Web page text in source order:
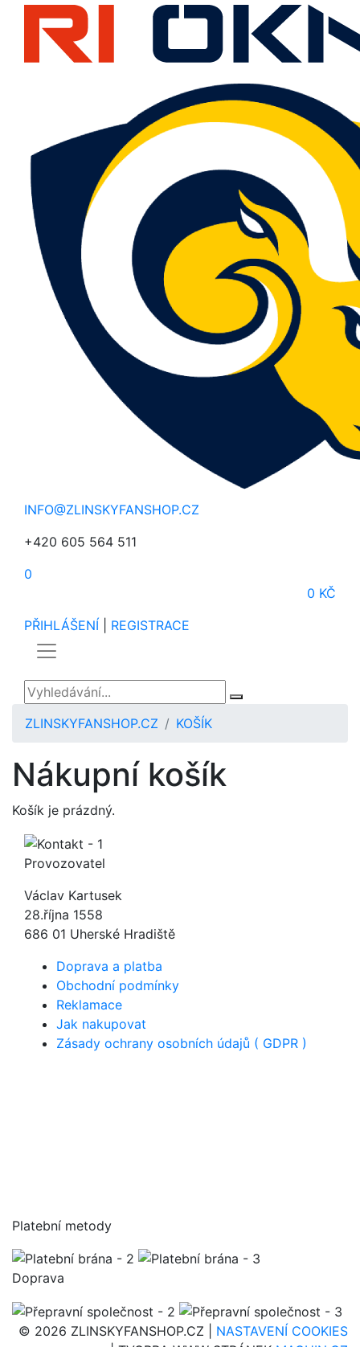
INFO@ZLINSKYFANSHOP.CZ
+420 605 564 511
0
0 KČ
PŘIHLÁŠENÍ
REGISTRACE
ZLINSKYFANSHOP.CZ KOŠÍK
Nákupní košík
Košík je prázdný.
Provozovatel
Václav Kartusek
28.října 1558
686 01 Uherské Hradiště
Doprava a platba
Obchodní podmínky
Reklamace
Jak nakupovat
Zásady ochrany osobních údajů ( GDPR )
Platební metody
Doprava
© 2026 ZLINSKYFANSHOP.CZ | NASTAVENÍ COOKIES